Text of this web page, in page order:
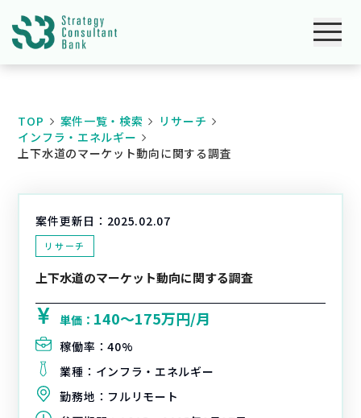
TOP 案件一覧・検索
リサーチ
インフラ・エネルギー
上下水道のマーケット動向に関する調査
案件更新日： 2025.02.07
リサーチ
上下水道のマーケット動向に関する調査
単価： 140〜175万円/月
稼働率：40%
業種： インフラ・エネルギー
勤務地： フルリモート